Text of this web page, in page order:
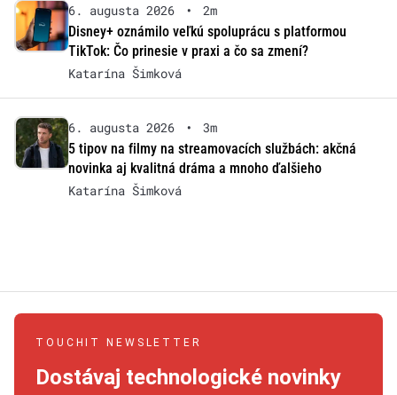
6. augusta 2026 •
2m
Disney+ oznámilo veľkú spoluprácu s platformou
TikTok: Čo prinesie v praxi a čo sa zmení?
Katarína Šimková
6. augusta 2026 •
3m
5 tipov na filmy na streamovacích službách: akčná
novinka aj kvalitná dráma a mnoho ďalšieho
Katarína Šimková
TOUCHIT NEWSLETTER
Dostávaj technologické novinky